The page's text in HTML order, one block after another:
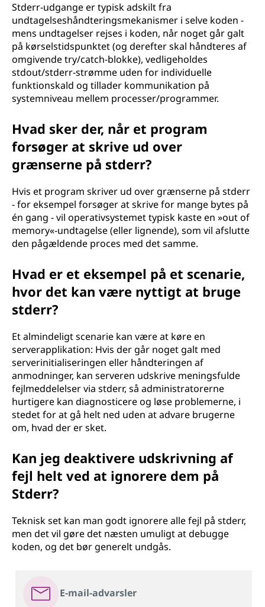
Stderr-udgange er typisk adskilt fra
undtagelseshåndteringsmekanismer i selve koden -
mens undtagelser rejses i koden, når noget går galt
på kørselstidspunktet (og derefter skal håndteres af
omgivende try/catch-blokke), vedligeholdes
stdout/stderr-strømme uden for individuelle
funktionskald og tillader kommunikation på
systemniveau mellem processer/programmer.
Hvad sker der, når et program
forsøger at skrive ud over
grænserne på stderr?
Hvis et program skriver ud over grænserne på stderr
- for eksempel forsøger at skrive for mange bytes på
én gang - vil operativsystemet typisk kaste en »out of
memory«-undtagelse (eller lignende), som vil afslutte
den pågældende proces med det samme.
Hvad er et eksempel på et scenarie,
hvor det kan være nyttigt at bruge
stderr?
Et almindeligt scenarie kan være at køre en
serverapplikation: Hvis der går noget galt med
serverinitialiseringen eller håndteringen af
anmodninger, kan serveren udskrive meningsfulde
fejlmeddelelser via stderr, så administratorerne
hurtigere kan diagnosticere og løse problemerne, i
stedet for at gå helt ned uden at advare brugerne
om, hvad der er sket.
Kan jeg deaktivere udskrivning af
fejl helt ved at ignorere dem på
Stderr?
Teknisk set kan man godt ignorere alle fejl på stderr,
men det vil gøre det næsten umuligt at debugge
koden, og det bør generelt undgås.
E-mail-advarsler